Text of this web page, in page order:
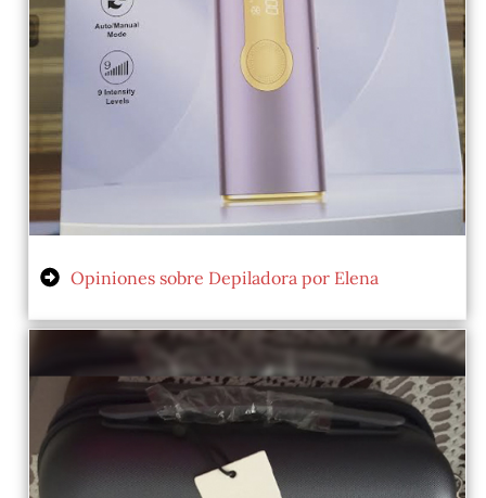
Opiniones sobre Depiladora por Elena